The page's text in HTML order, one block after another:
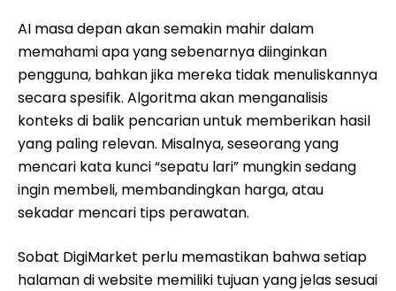
AI masa depan akan semakin mahir dalam
memahami apa yang sebenarnya diinginkan
pengguna, bahkan jika mereka tidak menuliskannya
secara spesifik. Algoritma akan menganalisis
konteks di balik pencarian untuk memberikan hasil
yang paling relevan. Misalnya, seseorang yang
mencari kata kunci “sepatu lari” mungkin sedang
ingin membeli, membandingkan harga, atau
sekadar mencari tips perawatan.
Sobat DigiMarket perlu memastikan bahwa setiap
halaman di website memiliki tujuan yang jelas sesuai